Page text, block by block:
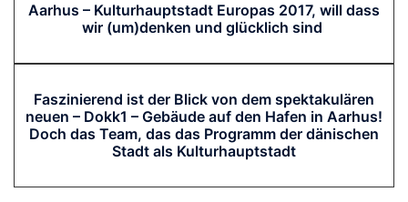
Aarhus – Kulturhauptstadt Europas 2017, will dass
wir (um)denken und glücklich sind
Faszinierend ist der Blick von dem spektakulären
neuen – Dokk1 – Gebäude auf den Hafen in Aarhus!
Doch das Team, das das Programm der dänischen
Stadt als Kulturhauptstadt